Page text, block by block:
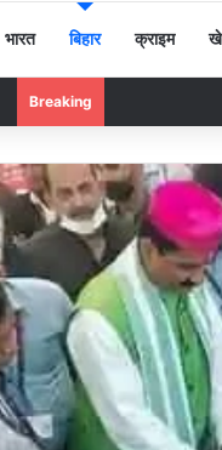
भारत बिहार क्राइम
Breaking